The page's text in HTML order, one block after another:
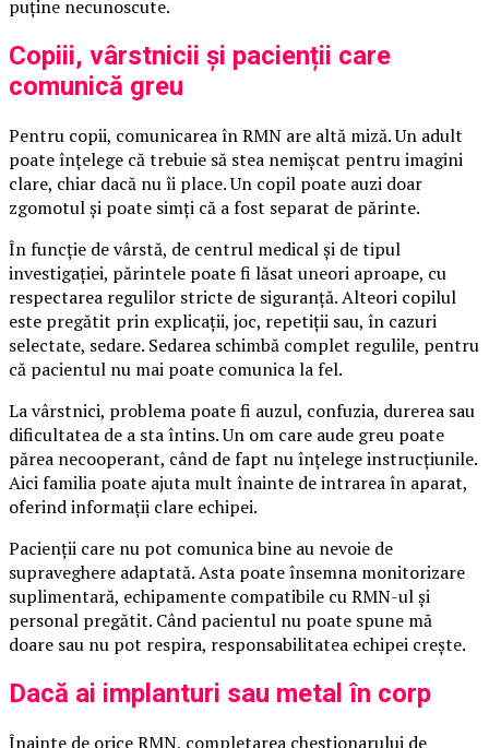
puține necunoscute.
Copiii, vârstnicii și pacienții care
comunică greu
Pentru copii, comunicarea în RMN are altă miză. Un adult
poate înțelege că trebuie să stea nemișcat pentru imagini
clare, chiar dacă nu îi place. Un copil poate auzi doar
zgomotul și poate simți că a fost separat de părinte.
În funcție de vârstă, de centrul medical și de tipul
investigației, părintele poate fi lăsat uneori aproape, cu
respectarea regulilor stricte de siguranță. Alteori copilul
este pregătit prin explicații, joc, repetiții sau, în cazuri
selectate, sedare. Sedarea schimbă complet regulile, pentru
că pacientul nu mai poate comunica la fel.
La vârstnici, problema poate fi auzul, confuzia, durerea sau
dificultatea de a sta întins. Un om care aude greu poate
părea necooperant, când de fapt nu înțelege instrucțiunile.
Aici familia poate ajuta mult înainte de intrarea în aparat,
oferind informații clare echipei.
Pacienții care nu pot comunica bine au nevoie de
supraveghere adaptată. Asta poate însemna monitorizare
suplimentară, echipamente compatibile cu RMN-ul și
personal pregătit. Când pacientul nu poate spune mă
doare sau nu pot respira, responsabilitatea echipei crește.
Dacă ai implanturi sau metal în corp
Înainte de orice RMN, completarea chestionarului de